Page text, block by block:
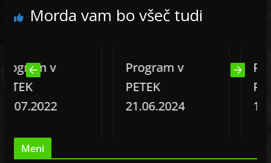
Morda vam bo všeč tudi
v
Program v
PETEK
21.06.2024
PETEK
Meni